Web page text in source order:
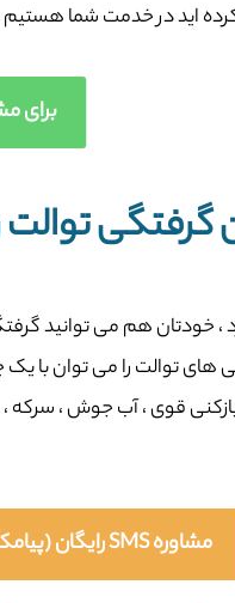
کرده اید در خدمت شما
برای
توالت
، خودتان هم می توانید
های توالت را می توان با
قوی ، آب جوش ،
مشاوره SMS رایگان (پیامکی)